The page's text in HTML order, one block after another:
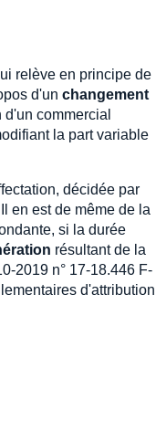
relève en principe de
d'un changement
commercial
la part variable
décidée par
en est de même de la
si la durée
résultant de la
2019 n° 17-18.446 F-
d'attribution